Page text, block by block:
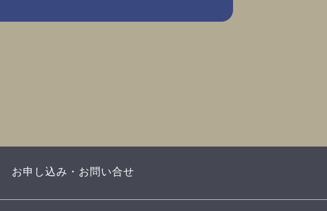
お申し込み・お問い合せ